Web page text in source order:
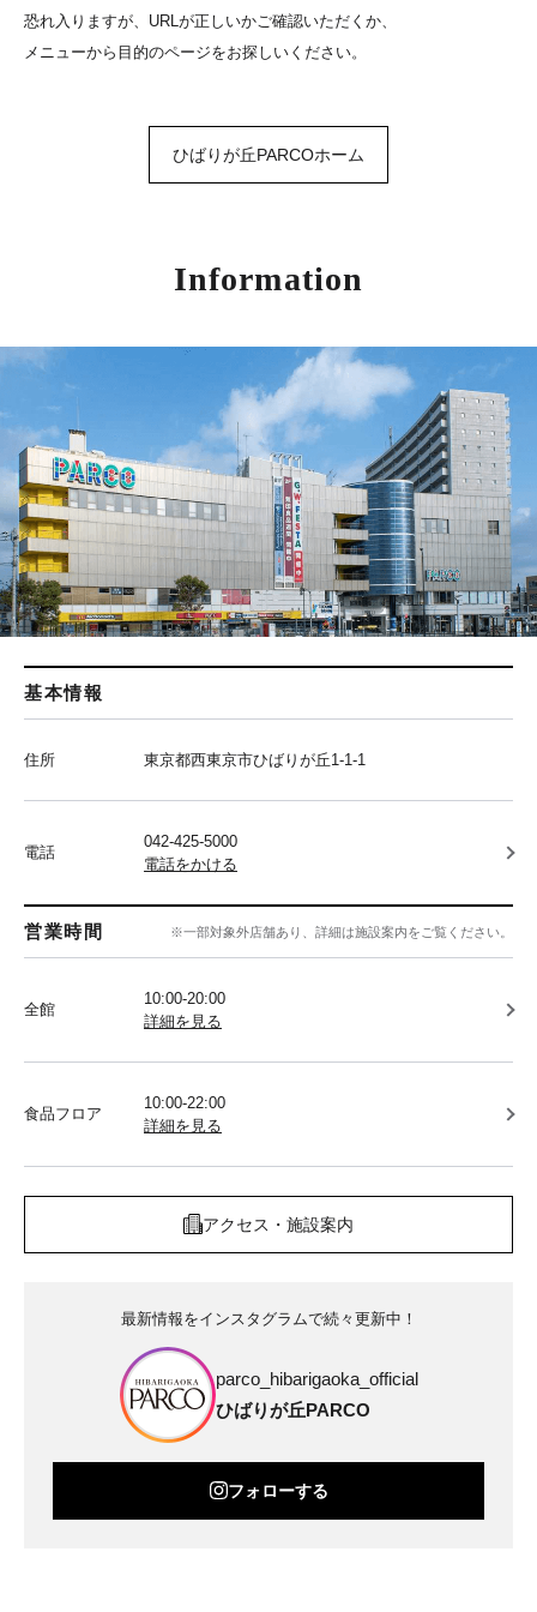
恐れ入りますが、URLが正しいかご確認いただくか、
メニューから目的のページをお探しいください。
ひばりが丘PARCOホーム
Information
基本情報
住所 東京都西東京市ひばりが丘1-1-1
電話
042-425-5000
電話をかける
営業時間 ※一部対象外店舗あり、詳細は施設案内をご覧ください。
全館
10:00-20:00
詳細を見る
食品フロア
10:00-22:00
詳細を見る
アクセス・施設案内
最新情報をインスタグラムで続々更新中！
parco_hibarigaoka_official
ひばりが丘PARCO
フォローする